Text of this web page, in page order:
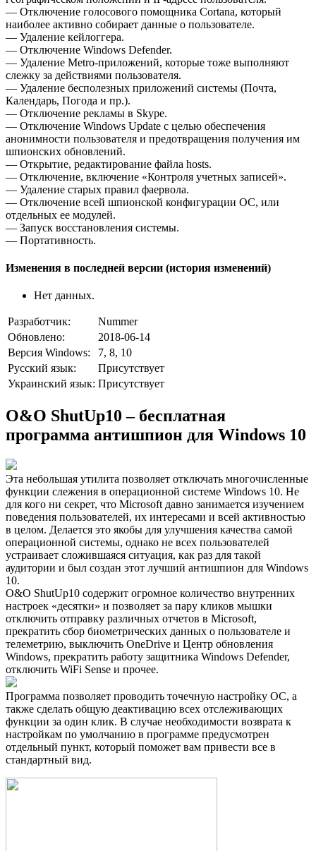
— Отключение голосового помощника Cortana, который
наиболее активно собирает данные о пользователе.
— Удаление кейлоггера.
— Отключение Windows Defender.
— Удаление Metro-приложений, которые тоже выполняют
слежку за действиями пользователя.
— Удаление бесполезных приложений системы (Почта,
Календарь, Погода и пр.).
— Отключение рекламы в Skype.
— Отключение Windows Update с целью обеспечения
анонимности пользователя и предотвращения получения им
шпионских обновлений.
— Открытие, редактирование файла hosts.
— Отключение, включение «Контроля учетных записей».
— Удаление старых правил фаервола.
— Отключение всей шпионской конфигурации ОС, или
отдельных ее модулей.
— Запуск восстановления системы.
— Портативность.
Изменения в последней версии (история изменений)
Нет данных.
Разработчик:
Nummer
Обновлено:
2018-06-14
Версия Windows:
7, 8, 10
Русский язык:
Присутствует
Украинский язык: Присутствует
O&O ShutUp10 – бесплатная
программа антишпион для Windows 10
Эта небольшая утилита позволяет отключать многочисленные
функции слежения в операционной системе Windows 10. Не
для кого ни секрет, что Microsoft давно занимается изучением
поведения пользователей, их интересами и всей активностью
в целом. Делается это якобы для улучшения качества самой
операционной системы, однако не всех пользователей
устраивает сложившаяся ситуация, как раз для такой
аудитории и был создан этот лучший антишпион для Windows
10.
O&O ShutUp10 содержит огромное количество внутренних
настроек «десятки» и позволяет за пару кликов мышки
отключить отправку различных отчетов в Microsoft,
прекратить сбор биометрических данных о пользователе и
телеметрию, выключить OneDrive и Центр обновления
Windows, прекратить работу защитника Windows Defender,
отключить WiFi Sense и прочее.
Программа позволяет проводить точечную настройку ОС, а
также сделать общую деактивацию всех отслеживающих
функции за один клик. В случае необходимости возврата к
настройкам по умолчанию в программе предусмотрен
отдельный пункт, который поможет вам привести все в
стандартный вид.